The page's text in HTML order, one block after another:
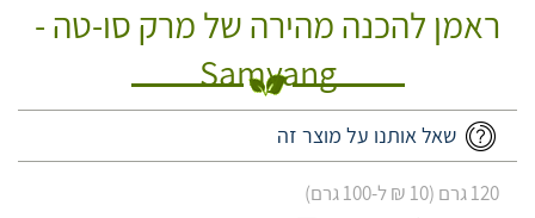
ראמן להכנה מהירה של מרק סו-טה -
Samyang
שאל אותנו על מוצר זה
120 גרם (10 ₪ ל-100 גרם)